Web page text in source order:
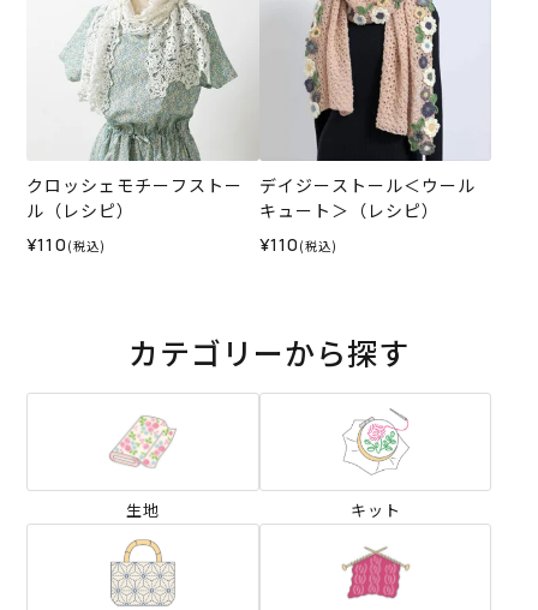
クロッシェモチーフストー
ル（レシピ）
¥110 (税込)
デイジーストール＜ウール
キュート＞（レシピ）
¥110 (税込)
カテゴリーから探す
生地 キット